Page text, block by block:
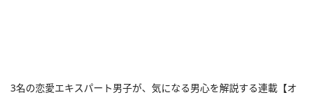
3名の恋愛エキスパート男子が、気になる男心を解説する連載【オ